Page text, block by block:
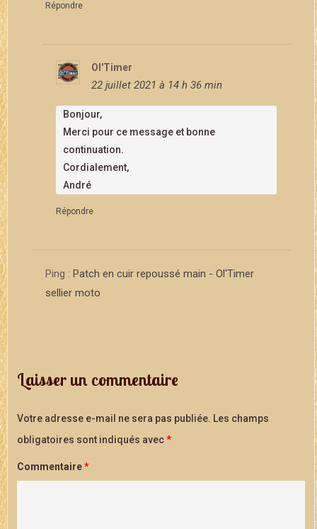
Répondre
Ol'Timer
22 juillet 2021 à 14 h 36 min
Bonjour,
Merci pour ce message et bonne
continuation.
Cordialement,
André
Répondre
Ping : Patch en cuir repoussé main - Ol'Timer
sellier moto
Laisser un commentaire
Votre adresse e-mail ne sera pas publiée. Les champs
obligatoires sont indiqués avec*
Commentaire*